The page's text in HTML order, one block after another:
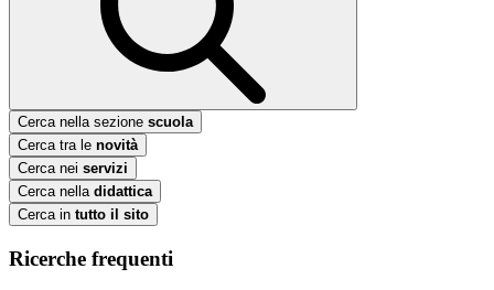
Cerca nella sezione scuola
Cerca tra le novità
Cerca nei servizi
Cerca nella didattica
Cerca in tutto il sito
Ricerche frequenti